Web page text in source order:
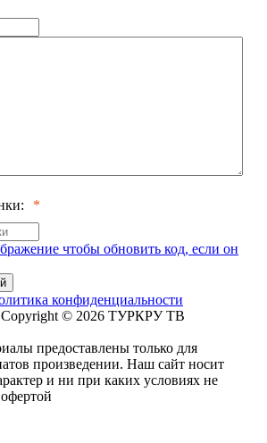
конфиденциальности
Copyright © 2026 ТУРКРУ ТВ
предоставлены только для
произведении. Наш сайт носит
и ни при каких условиях не